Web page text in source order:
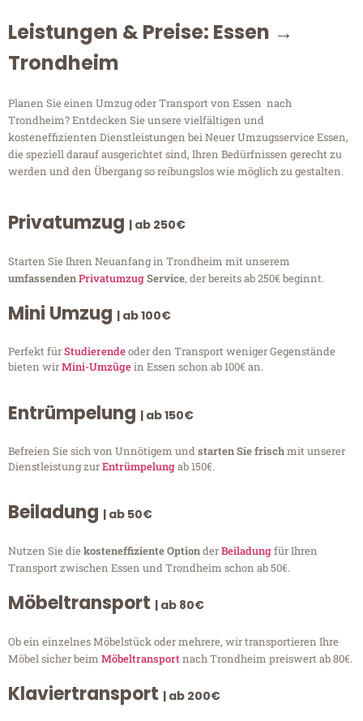
Leistungen & Preise: Essen →
Trondheim
Planen Sie einen Umzug oder Transport von Essen nach
Trondheim? Entdecken Sie unsere vielfältigen und
kosteneffizienten Dienstleistungen bei Neuer Umzugsservice Essen,
die speziell darauf ausgerichtet sind, Ihren Bedürfnissen gerecht zu
werden und den Übergang so reibungslos wie möglich zu gestalten.
Privatumzug | ab 250€
Starten Sie Ihren Neuanfang in Trondheim mit unserem
umfassendenPrivatumzugService, der bereits ab 250€ beginnt.
Mini Umzug | ab 100€
Perfekt fürStudierendeoder den Transport weniger Gegenstände
bieten wirMini-Umzügein Essen schon ab 100€ an.
Entrümpelung | ab 150€
Befreien Sie sich von Unnötigem undstarten Sie frischmit unserer
Dienstleistung zurEntrümpelungab 150€.
Beiladung | ab 50€
Nutzen Sie diekosteneffiziente OptionderBeiladungfür Ihren
Transport zwischen Essen und Trondheim schon ab 50€.
Möbeltransport | ab 80€
Ob ein einzelnes Möbelstück oder mehrere, wir transportieren Ihre
Möbel sicher beim Möbeltransportnach Trondheim preiswert ab 80€.
Klaviertransport | ab 200€